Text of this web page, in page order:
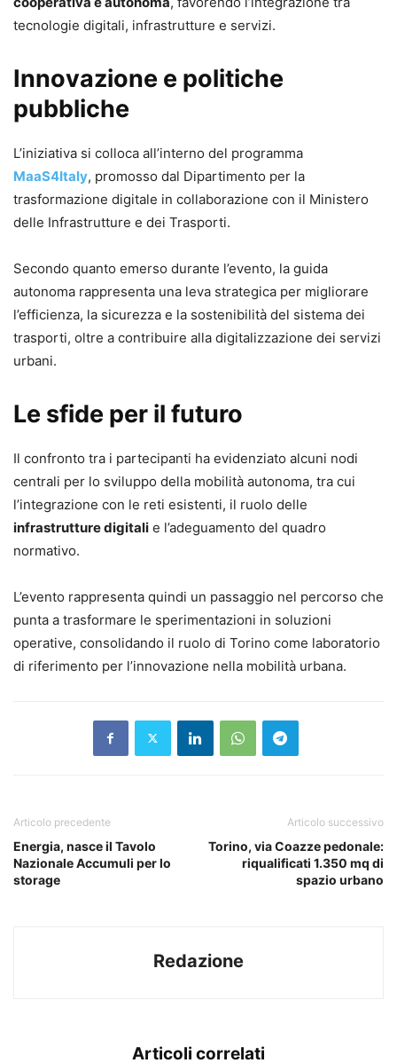
tecnologie digitali, infrastrutture e servizi.
Innovazione e politiche
pubbliche
L’iniziativa si colloca all’interno del programma
MaaS4Italy, promosso dal Dipartimento per la
trasformazione digitale in collaborazione con il Ministero
delle Infrastrutture e dei Trasporti.
Secondo quanto emerso durante l’evento, la guida
autonoma rappresenta una leva strategica per migliorare
l’efficienza, la sicurezza e la sostenibilità del sistema dei
trasporti, oltre a contribuire alla digitalizzazione dei servizi
urbani.
Le sfide per il futuro
Il confronto tra i partecipanti ha evidenziato alcuni nodi
centrali per lo sviluppo della mobilità autonoma, tra cui
l’integrazione con le reti esistenti, il ruolo delle
infrastrutture digitali e l’adeguamento del quadro
normativo.
L’evento rappresenta quindi un passaggio nel percorso che
punta a trasformare le sperimentazioni in soluzioni
operative, consolidando il ruolo di Torino come laboratorio
di riferimento per l’innovazione nella mobilità urbana.
Articolo precedente
Energia, nasce il Tavolo
Nazionale Accumuli per lo
storage
Articolo successivo
Torino, via Coazze pedonale:
riqualificati 1.350 mq di
spazio urbano
Redazione
Articoli correlati